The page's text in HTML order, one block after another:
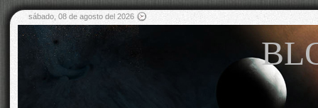
sábado, 08 de agosto del 2026